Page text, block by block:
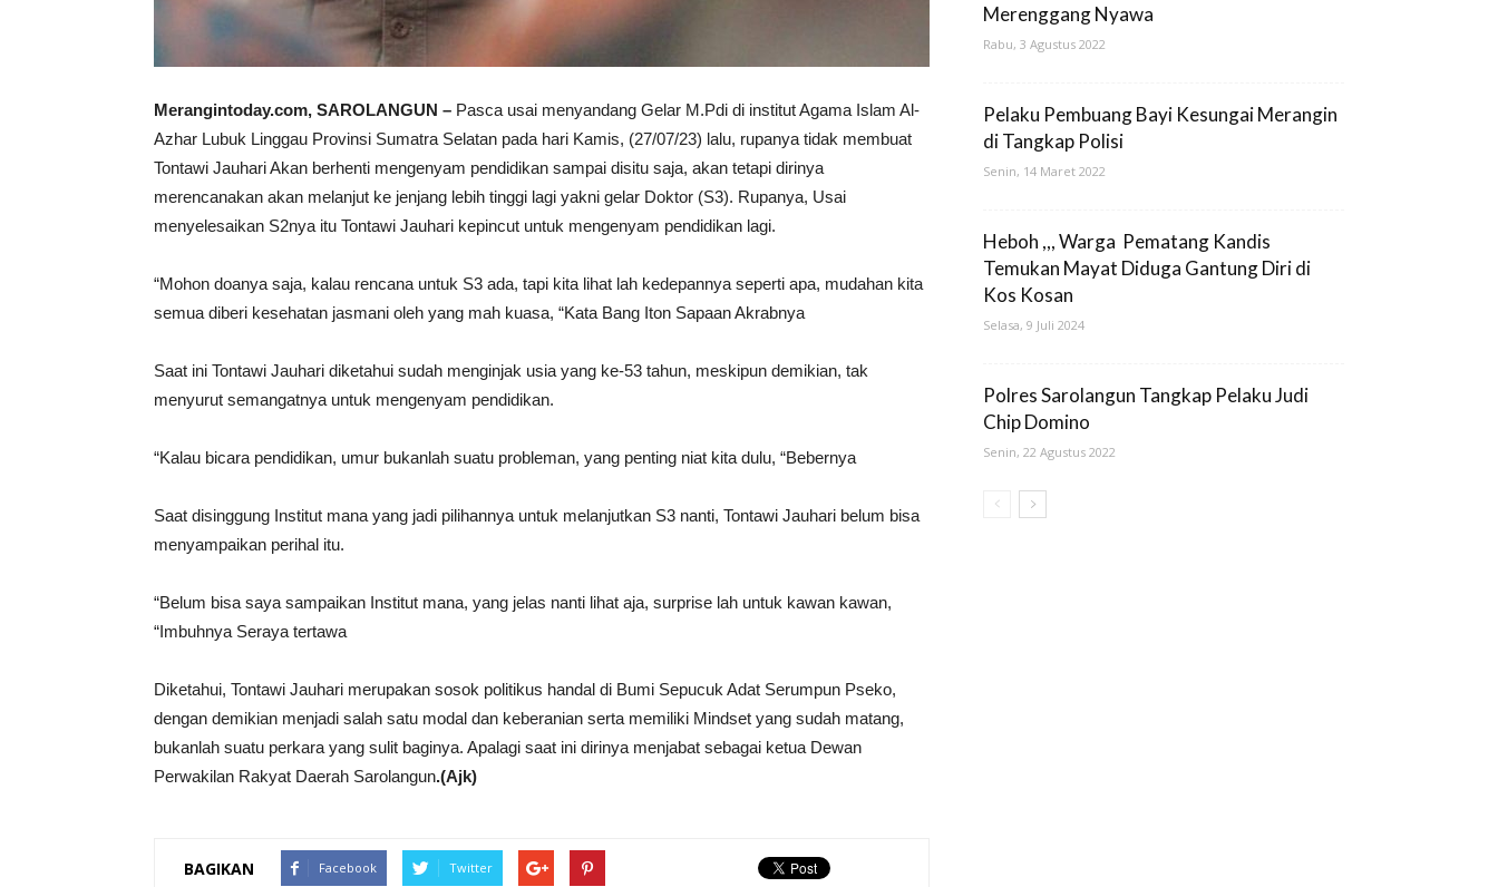
Merangintoday.com, SAROLANGUN – Pasca usai menyandang Gelar M.Pdi di institut Agama Islam Al-
Azhar Lubuk Linggau Provinsi Sumatra Selatan pada hari Kamis, (27/07/23) lalu, rupanya tidak membuat
Tontawi Jauhari Akan berhenti mengenyam pendidikan sampai disitu saja, akan tetapi dirinya
merencanakan akan melanjut ke jenjang lebih tinggi lagi yakni gelar Doktor (S3). Rupanya, Usai
menyelesaikan S2nya itu Tontawi Jauhari kepincut untuk mengenyam pendidikan lagi.
“Mohon doanya saja, kalau rencana untuk S3 ada, tapi kita lihat lah kedepannya seperti apa, mudahan kita
semua diberi kesehatan jasmani oleh yang mah kuasa, “Kata Bang Iton Sapaan Akrabnya
Saat ini Tontawi Jauhari diketahui sudah menginjak usia yang ke-53 tahun, meskipun demikian, tak
menyurut semangatnya untuk mengenyam pendidikan.
“Kalau bicara pendidikan, umur bukanlah suatu probleman, yang penting niat kita dulu, “Bebernya
Saat disinggung Institut mana yang jadi pilihannya untuk melanjutkan S3 nanti, Tontawi Jauhari belum bisa
menyampaikan perihal itu.
“Belum bisa saya sampaikan Institut mana, yang jelas nanti lihat aja, surprise lah untuk kawan kawan,
“Imbuhnya Seraya tertawa
Diketahui, Tontawi Jauhari merupakan sosok politikus handal di Bumi Sepucuk Adat Serumpun Pseko,
dengan demikian menjadi salah satu modal dan keberanian serta memiliki Mindset yang sudah matang,
bukanlah suatu perkara yang sulit baginya. Apalagi saat ini dirinya menjabat sebagai ketua Dewan
Perwakilan Rakyat Daerah Sarolangun.(Ajk)
BAGIKAN Facebook Twitter
Merenggang Nyawa
Rabu, 3 Agustus 2022
Pelaku Pembuang Bayi Kesungai Merangin
di Tangkap Polisi
Senin, 14 Maret 2022
Heboh ,,, Warga Pematang Kandis
Temukan Mayat Diduga Gantung Diri di
Kos Kosan
Selasa, 9 Juli 2024
Polres Sarolangun Tangkap Pelaku Judi
Chip Domino
Senin, 22 Agustus 2022